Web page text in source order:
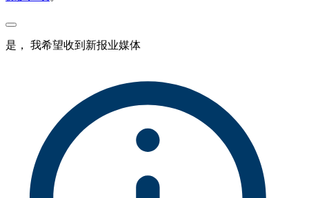
是， 我希望收到新报业媒体